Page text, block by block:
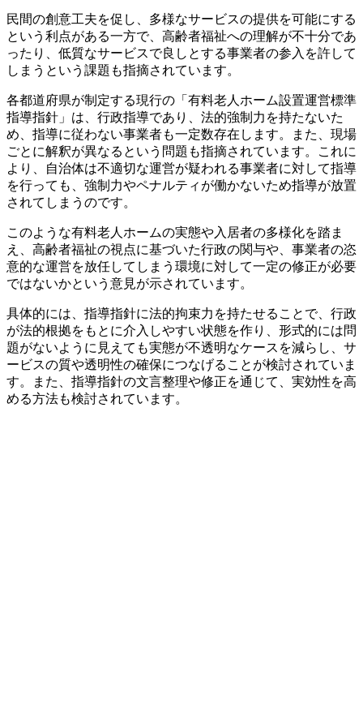
民間の創意工夫を促し、多様なサービスの提供を可能にする
という利点がある一方で、高齢者福祉への理解が不十分であ
ったり、低質なサービスで良しとする事業者の参入を許して
しまうという課題も指摘されています。
各都道府県が制定する現行の「有料老人ホーム設置運営標準
指導指針」は、行政指導であり、法的強制力を持たないた
め、指導に従わない事業者も一定数存在します。また、現場
ごとに解釈が異なるという問題も指摘されています。これに
より、自治体は不適切な運営が疑われる事業者に対して指導
を行っても、強制力やペナルティが働かないため指導が放置
されてしまうのです。
このような有料老人ホームの実態や入居者の多様化を踏ま
え、高齢者福祉の視点に基づいた行政の関与や、事業者の恣
意的な運営を放任してしまう環境に対して一定の修正が必要
ではないかという意見が示されています。
具体的には、指導指針に法的拘束力を持たせることで、行政
が法的根拠をもとに介入しやすい状態を作り、形式的には問
題がないように見えても実態が不透明なケースを減らし、サ
ービスの質や透明性の確保につなげることが検討されていま
す。また、指導指針の文言整理や修正を通じて、実効性を高
める方法も検討されています。